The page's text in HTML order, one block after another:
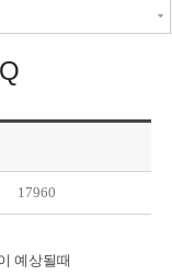
17960
예상될때